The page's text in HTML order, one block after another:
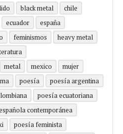
black metal
chile
ecuador
españa
feminismos
heavy metal
metal mexico
mujer
poesía
poesía argentina
poesía ecuatoriana
contemporánea
poesía feminista